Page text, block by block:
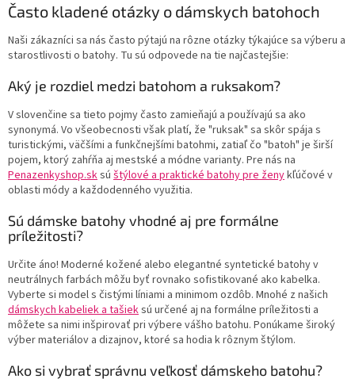
Často kladené otázky o dámskych batohoch
Naši zákazníci sa nás často pýtajú na rôzne otázky týkajúce sa výberu a
starostlivosti o batohy. Tu sú odpovede na tie najčastejšie:
Aký je rozdiel medzi batohom a ruksakom?
V slovenčine sa tieto pojmy často zamieňajú a používajú sa ako
synonymá. Vo všeobecnosti však platí, že "ruksak" sa skôr spája s
turistickými, väčšími a funkčnejšími batohmi, zatiaľ čo "batoh" je širší
pojem, ktorý zahŕňa aj mestské a módne varianty. Pre nás na
Penazenkyshop.sksú štýlové a praktické batohy pre ženykľúčové v
oblasti módy a každodenného využitia.
Sú dámske batohy vhodné aj pre formálne
príležitosti?
Určite áno! Moderné kožené alebo elegantné syntetické batohy v
neutrálnych farbách môžu byť rovnako sofistikované ako kabelka.
Vyberte si model s čistými líniami a minimom ozdôb. Mnohé z našich
dámskych kabeliek a tašieksú určené aj na formálne príležitosti a
môžete sa nimi inšpirovať pri výbere vášho batohu. Ponúkame široký
výber materiálov a dizajnov, ktoré sa hodia k rôznym štýlom.
Ako si vybrať správnu veľkosť dámskeho batohu?